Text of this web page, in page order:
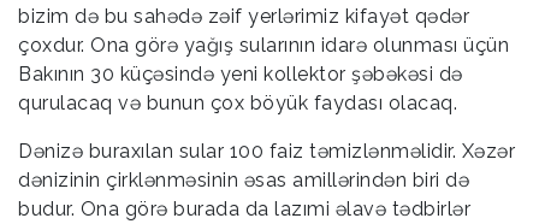
bizim də bu sahədə zəif yerlərimiz kifayət qədər
çoxdur. Ona görə yağış sularının idarə olunması üçün
Bakının 30 küçəsində yeni kollektor şəbəkəsi də
qurulacaq və bunun çox böyük faydası olacaq.
Dənizə buraxılan sular 100 faiz təmizlənməlidir. Xəzər
dənizinin çirklənməsinin əsas amillərindən biri də
budur. Ona görə burada da lazımi əlavə tədbirlər